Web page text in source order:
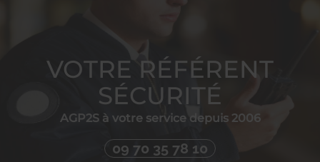
VOTRE RÉFÉRENT
SÉCURITÉ
AGP2S à votre service depuis 2006
09 70 35 78 10